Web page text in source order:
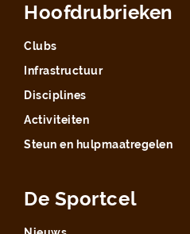
Hoofdrubrieken
Clubs
Infrastructuur
Disciplines
Activiteiten
Steun en hulpmaatregelen
De Sportcel